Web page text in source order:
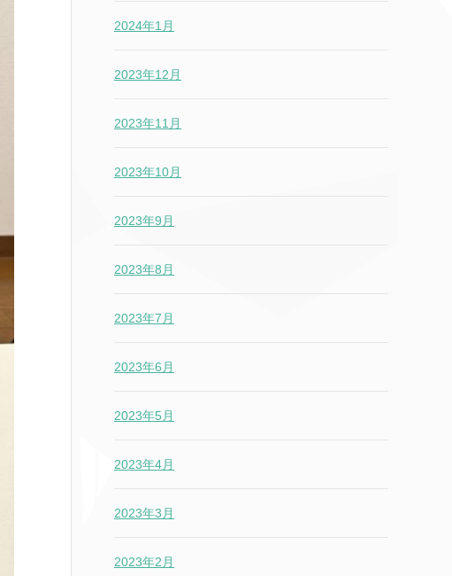
2024年1月
2023年12月
2023年11月
2023年10月
2023年9月
2023年8月
2023年7月
2023年6月
2023年5月
2023年4月
2023年3月
2023年2月